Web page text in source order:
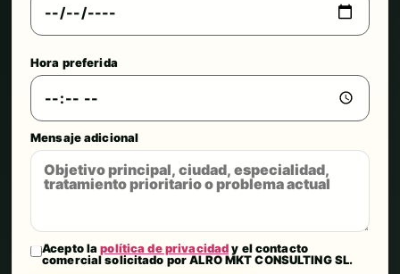
Hora preferida
Mensaje adicional
Acepto lapolítica de privacidady el contacto
comercial solicitado por ALRO MKT CONSULTING SL.